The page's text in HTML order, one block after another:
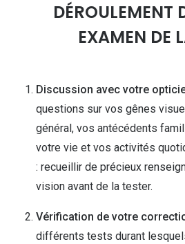
DÉROULEMENT
EXAMEN DE
Discussion avec votre
questions sur vos gênes
général, vos antécédents
votre vie et vos activités
: recueillir de précieux
vision avant de la tester.
Vérification de votre
différents tests durant